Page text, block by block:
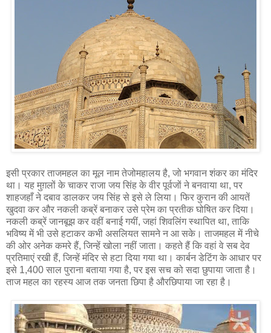
इसी प्रकार ताजमहल का मूल नाम तेजोमहालय है, जो भगवान शंकर का मंदिर
था। यह मुग़लों के चाकर राजा जय सिंह के वीर पूर्वजों ने बनवाया था, पर
शाहजहाँ ने दबाव डालकर जय सिंह से इसे ले लिया। फिर कुरान की आयतें
खुदवा कर और नकली कब्रें बनाकर उसे प्रेम का प्रतीक घोषित कर दिया।
नकली कब्रें जानबूझ कर वहीं बनाई गयीं, जहां शिवलिंग स्थापित था, ताकि
भविष्य में भी उसे हटाकर कभी असलियत सामने न आ सके। ताजमहल में नीचे
की ओर अनेक कमरे हैं, जिन्हें खोला नहीं जाता। कहते हैं कि वहां वे सब देव
प्रतिमाएं रखी हैं, जिन्हें मंदिर से हटा दिया गया था। कार्बन डेटिंग के आधार पर
इसे 1,400 साल पुराना बताया गया है, पर इस सच को सदा छुपाया जाता है।
ताज महल का रहस्य आज तक जनता छिपा है औरछिपाया जा रहा है।